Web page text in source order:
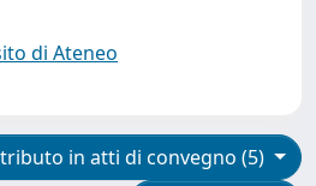
di Ateneo
in atti di convegno (5)